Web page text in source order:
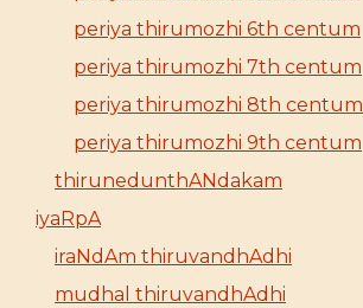
periya thirumozhi 6th centum
periya thirumozhi 7th centum
periya thirumozhi 8th centum
periya thirumozhi 9th centum
thirunedunthANdakam
iyaRpA
iraNdAm thiruvandhAdhi
mudhal thiruvandhAdhi